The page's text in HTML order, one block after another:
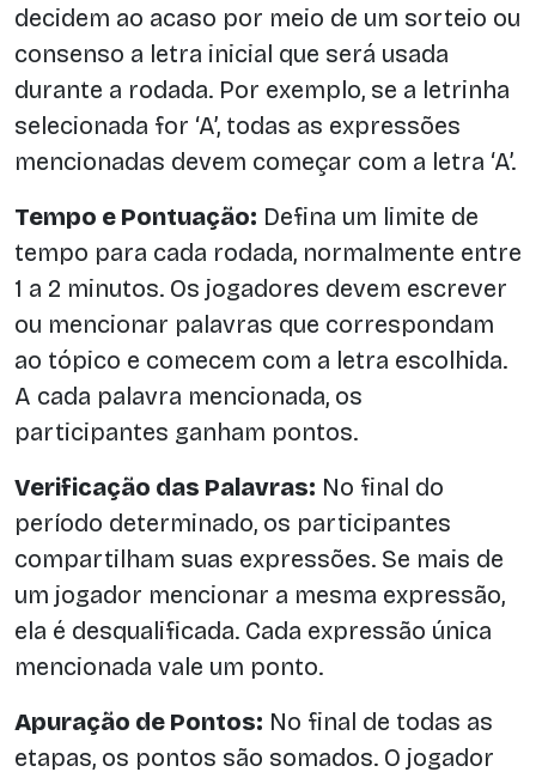
decidem ao acaso por meio de um sorteio ou
consenso a letra inicial que será usada
durante a rodada. Por exemplo, se a letrinha
selecionada for ‘A’, todas as expressões
mencionadas devem começar com a letra ‘A’.
Tempo e Pontuação: Defina um limite de
tempo para cada rodada, normalmente entre
1 a 2 minutos. Os jogadores devem escrever
ou mencionar palavras que correspondam
ao tópico e comecem com a letra escolhida.
A cada palavra mencionada, os
participantes ganham pontos.
Verificação das Palavras: No final do
período determinado, os participantes
compartilham suas expressões. Se mais de
um jogador mencionar a mesma expressão,
ela é desqualificada. Cada expressão única
mencionada vale um ponto.
Apuração de Pontos: No final de todas as
etapas, os pontos são somados. O jogador